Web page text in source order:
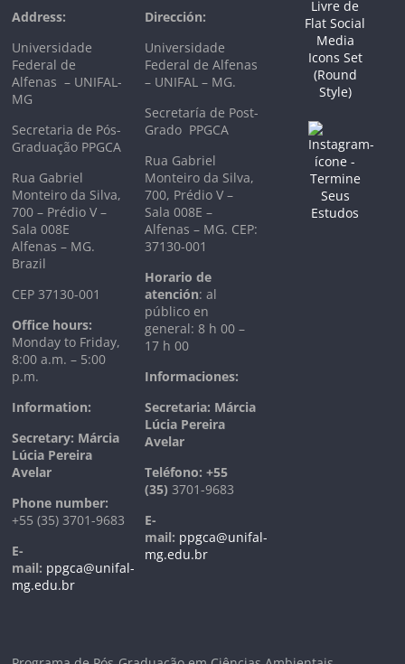
Address:
Universidade
Federal de
Alfenas – UNIFAL-
MG
Secretaria de Pós-
Graduação PPGCA
Rua Gabriel
Monteiro da Silva,
700 – Prédio V –
Sala 008E
Alfenas – MG.
Brazil
CEP 37130-001
Office hours:
Monday to Friday,
8:00 a.m. – 5:00
p.m.
Information:
Secretary: Márcia
Lúcia Pereira
Avelar
Phone number:
+55 (35) 3701-9683
E-
mail: ppgca@unifal-
mg.edu.br
Dirección:
Universidade
Federal de Alfenas
– UNIFAL – MG.
Secretaría de Post-
Grado PPGCA
Rua Gabriel
Monteiro da Silva,
700, Prédio V –
Sala 008E –
Alfenas – MG. CEP:
37130-001
Horario de
atención: al
público en
general: 8 h 00 –
17 h 00
Informaciones:
Secretaria: Márcia
Lúcia Pereira
Avelar
Teléfono: +55
(35)3701-9683
E-
mail: ppgca@unifal-
mg.edu.br